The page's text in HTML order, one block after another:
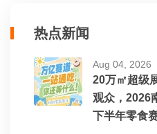
热点新闻
Aug 04, 2026
20万㎡超级
观众，2026
下半年零食